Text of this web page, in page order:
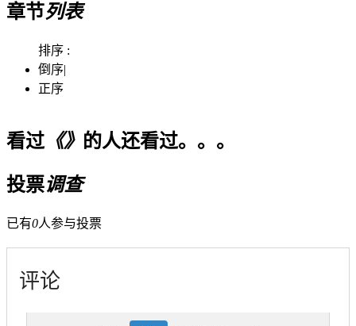
章节列表
排序 :
倒序|
正序
看过《》 的人还看过。。。
投票调查
已有0人参与投票
评论